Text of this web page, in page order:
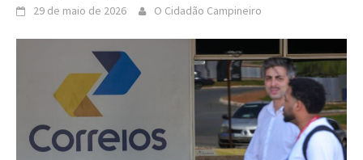
29 de maio de 2026 O Cidadão Campineiro